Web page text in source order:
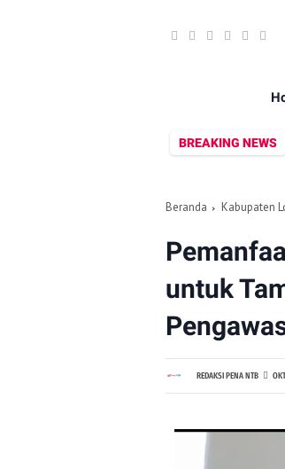
BREAKING NEWS
DEKRANASDA DAN DISPAR LOMBOK UTARA
Beranda Kabupaten
untuk
REDAKSI PENA NTB